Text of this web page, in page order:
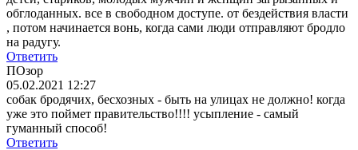
обглоданных. все в свободном доступе. от бездействия власти
, потом начинается вонь, когда сами люди отправляют бродло
на радугу.
Ответить
ПОзор
05.02.2021 12:27
собак бродячих, бесхозных - быть на улицах не должно! когда
уже это поймет правительство!!!! усыпление - самый
гуманный способ!
Ответить